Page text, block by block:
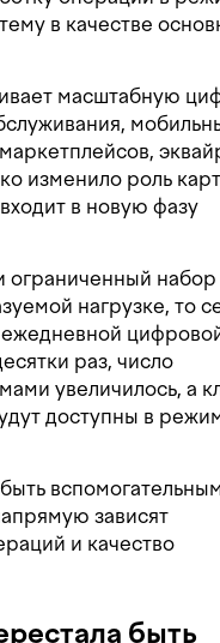
в качестве
масштабную
изменило роль
в новую фазу
ограниченный набор
нагрузке, то
ежедневной
раз, число
увеличилось, а
доступны в
зависят
и качество
быть